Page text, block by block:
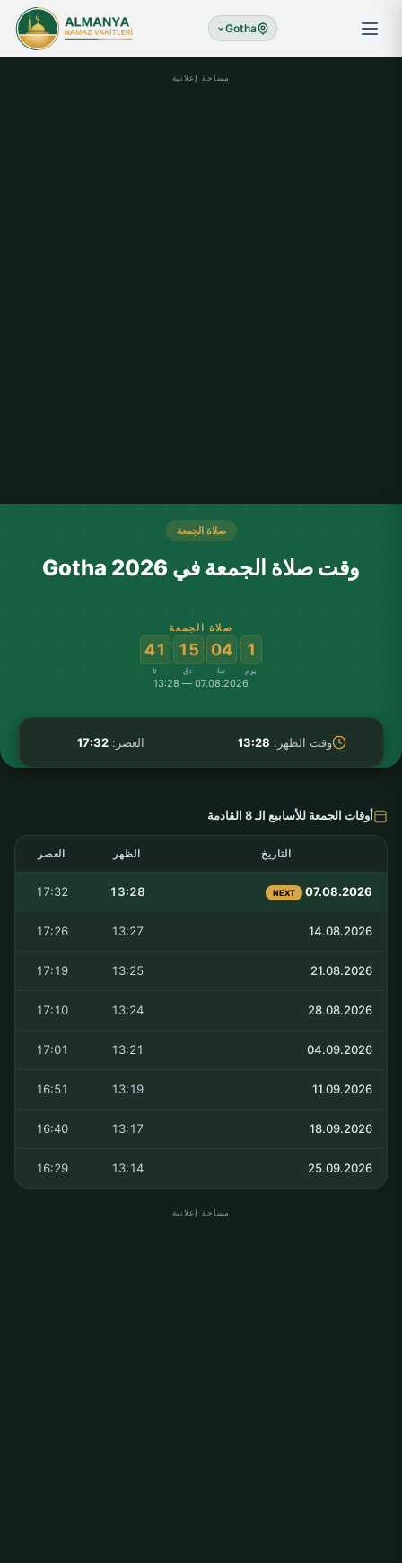
Gotha
مساحة إعلانية
صلاة الجمعة
وقت صلاة الجمعة في Gotha 2026
صلاة الجمعة
1
يوم
:
04
سا
:
15
دق
:
41
ثا
07.08.2026 — 13:28
وقت الظهر: 13:28 العصر:17:32
أوقات الجمعة للأسابيع الـ 8 القادمة
التاريخ الظهر العصر
07.08.2026
NEXT
13:28
17:32
14.08.2026
13:27
17:26
21.08.2026
13:25
17:19
28.08.2026
13:24
17:10
04.09.2026
13:21
17:01
11.09.2026
13:19
16:51
18.09.2026
13:17
16:40
25.09.2026
13:14
16:29
مساحة إعلانية